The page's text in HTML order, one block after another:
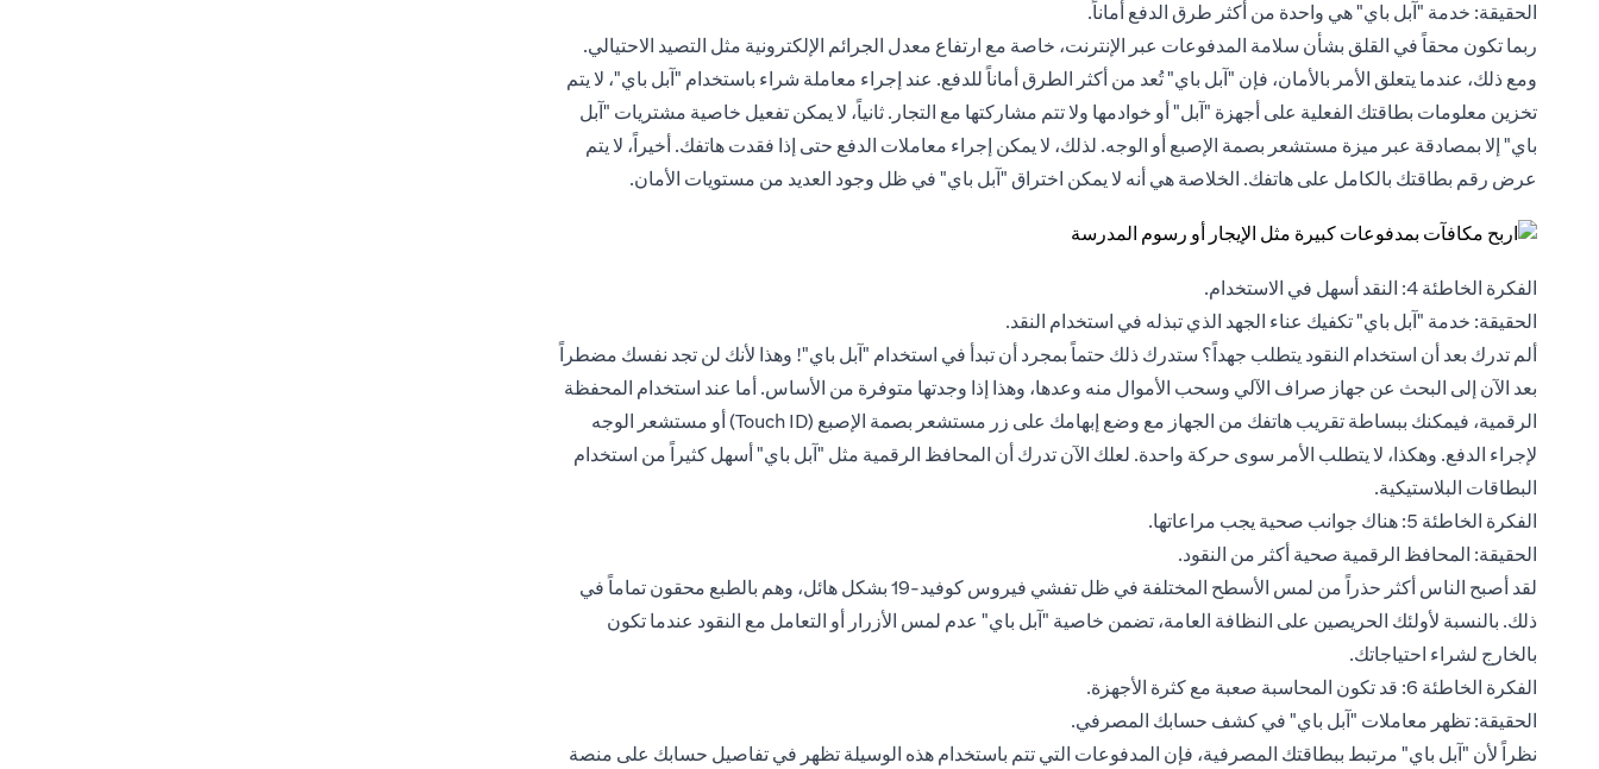
الحقيقة: خدمة "آبل باي" هي واحدة من أكثر طرق الدفع أماناً.
ربما تكون محقاً في القلق بشأن سلامة المدفوعات عبر الإنترنت، خاصة مع ارتفاع معدل الجرائم الإلكترونية مثل التصيد الاحتيالي.
ومع ذلك، عندما يتعلق الأمر بالأمان، فإن "آبل باي" تُعد من أكثر الطرق أماناً للدفع. عند إجراء معاملة شراء باستخدام "آبل باي"، لا يتم
تخزين معلومات بطاقتك الفعلية على أجهزة "آبل" أو خوادمها ولا تتم مشاركتها مع التجار. ثانياً، لا يمكن تفعيل خاصية مشتريات "آبل
باي" إلا بمصادقة عبر ميزة مستشعر بصمة الإصبع أو الوجه. لذلك، لا يمكن إجراء معاملات الدفع حتى إذا فقدت هاتفك. أخيراً، لا يتم
عرض رقم بطاقتك بالكامل على هاتفك. الخلاصة هي أنه لا يمكن اختراق "آبل باي" في ظل وجود العديد من مستويات الأمان.
الفكرة الخاطئة 4: النقد أسهل في الاستخدام.
الحقيقة: خدمة "آبل باي" تكفيك عناء الجهد الذي تبذله في استخدام النقد.
ألم تدرك بعد أن استخدام النقود يتطلب جهداً؟ ستدرك ذلك حتماً بمجرد أن تبدأ في استخدام "آبل باي"! وهذا لأنك لن تجد نفسك مضطراً
بعد الآن إلى البحث عن جهاز صراف الآلي وسحب الأموال منه وعدها، وهذا إذا وجدتها متوفرة من الأساس. أما عند استخدام المحفظة
الرقمية، فيمكنك ببساطة تقريب هاتفك من الجهاز مع وضع إبهامك على زر مستشعر بصمة الإصبع (Touch ID) أو مستشعر الوجه
لإجراء الدفع. وهكذا، لا يتطلب الأمر سوى حركة واحدة. لعلك الآن تدرك أن المحافظ الرقمية مثل "آبل باي" أسهل كثيراً من استخدام
البطاقات البلاستيكية.
الفكرة الخاطئة 5: هناك جوانب صحية يجب مراعاتها.
الحقيقة: المحافظ الرقمية صحية أكثر من النقود.
لقد أصبح الناس أكثر حذراً من لمس الأسطح المختلفة في ظل تفشي فيروس كوفيد-19 بشكل هائل، وهم بالطبع محقون تماماً في
ذلك. بالنسبة لأولئك الحريصين على النظافة العامة، تضمن خاصية "آبل باي" عدم لمس الأزرار أو التعامل مع النقود عندما تكون
بالخارج لشراء احتياجاتك.
الفكرة الخاطئة 6: قد تكون المحاسبة صعبة مع كثرة الأجهزة.
الحقيقة: تظهر معاملات "آبل باي" في كشف حسابك المصرفي.
نظراً لأن "آبل باي" مرتبط ببطاقتك المصرفية، فإن المدفوعات التي تتم باستخدام هذه الوسيلة تظهر في تفاصيل حسابك على منصة